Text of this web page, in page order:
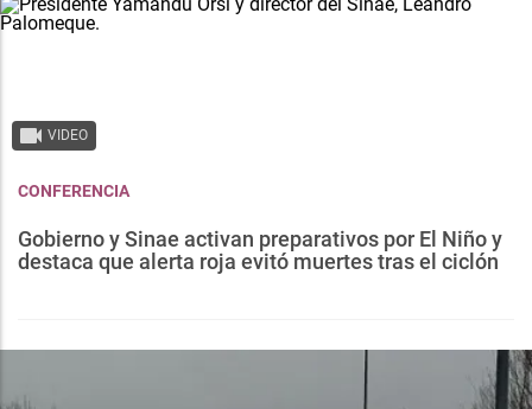
VIDEO
CONFERENCIA
Gobierno y Sinae activan preparativos por El Niño y
destaca que alerta roja evitó muertes tras el ciclón